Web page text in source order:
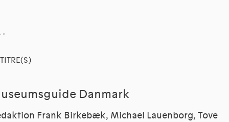
TITRE(S)
Danmark
Frank Birkebæk, Michael Lauenborg, Tove